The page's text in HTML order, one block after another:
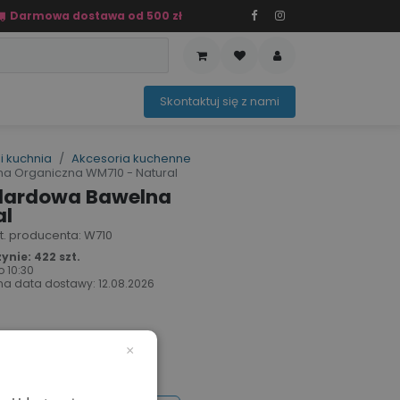
Darmowa dostawa od 500 zł
OFERTA SEZONOWASko​ntaktuj ​​​​się z nami​​​​
kuchnia
Akcesoria kuchenne
Organiczna WM710 - Natural
Bawelna
producenta: W710
422 szt.
10:30
data dostawy: 12.08.2026
×